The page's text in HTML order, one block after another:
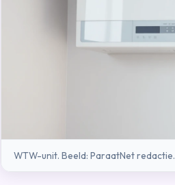
WTW-unit. Beeld: ParaatNet redactie.